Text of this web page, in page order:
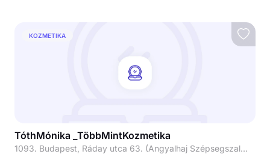
KOZMETIKA
TóthMónika _TöbbMintKozmetika
1093. Budapest, Ráday utca 63. (Angyalhaj Szépsegszalon)